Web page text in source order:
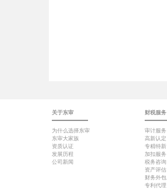
关于东审
为什么选择东审
东审大家族
资质认证
发展历程
公司新闻
财税服务
审计服务
高新认定
专精特新
加扣服务
税务咨询
资产评估
财务外包
专利代理